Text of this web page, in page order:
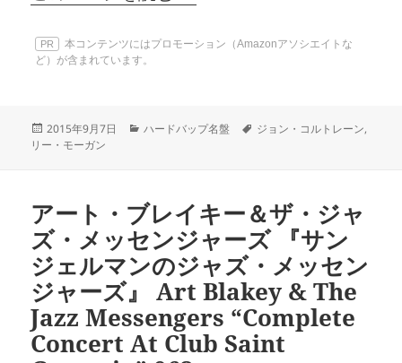
PR
本コンテンツにはプロモーション（Amazonアソシエイトな
ど）が含まれています。
投
稿
2015年9月7日
カ
ハードバップ名盤
タ
ジョン・コルトレーン,
リー・モーガン
アート・ブレイキー＆ザ・ジャ
ズ・メッセンジャーズ 『サン
ジェルマンのジャズ・メッセン
ジャーズ』 Art Blakey & The
Jazz Messengers “Complete
Concert At Club Saint